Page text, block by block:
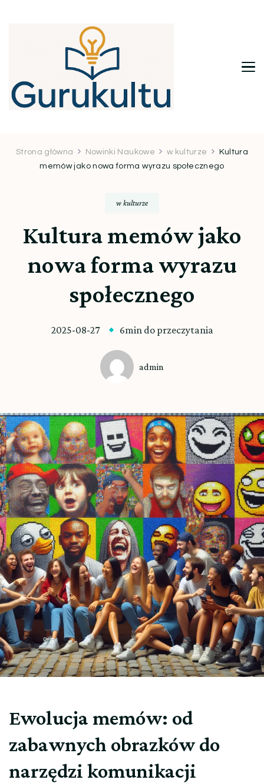
wiedzy i inspiracji
Strona główna Nowinki Naukowe w kulturze
Kultura
memów jako nowa forma wyrazu społecznego
w kulturze
Kultura memów jako
nowa forma wyrazu
społecznego
2025-08-27 6min do przeczytania
admin
Ewolucja memów: od
zabawnych obrazków do
narzędzi komunikacji